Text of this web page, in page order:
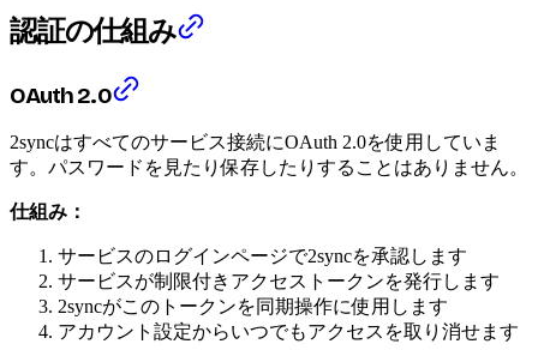
認証の仕組み
OAuth 2.0
2syncはすべてのサービス接続にOAuth 2.0を使用していま
す。パスワードを見たり保存したりすることはありません。
仕組み：
サービスのログインページで2syncを承認します
サービスが制限付きアクセストークンを発行します
2syncがこのトークンを同期操作に使用します
アカウント設定からいつでもアクセスを取り消せます